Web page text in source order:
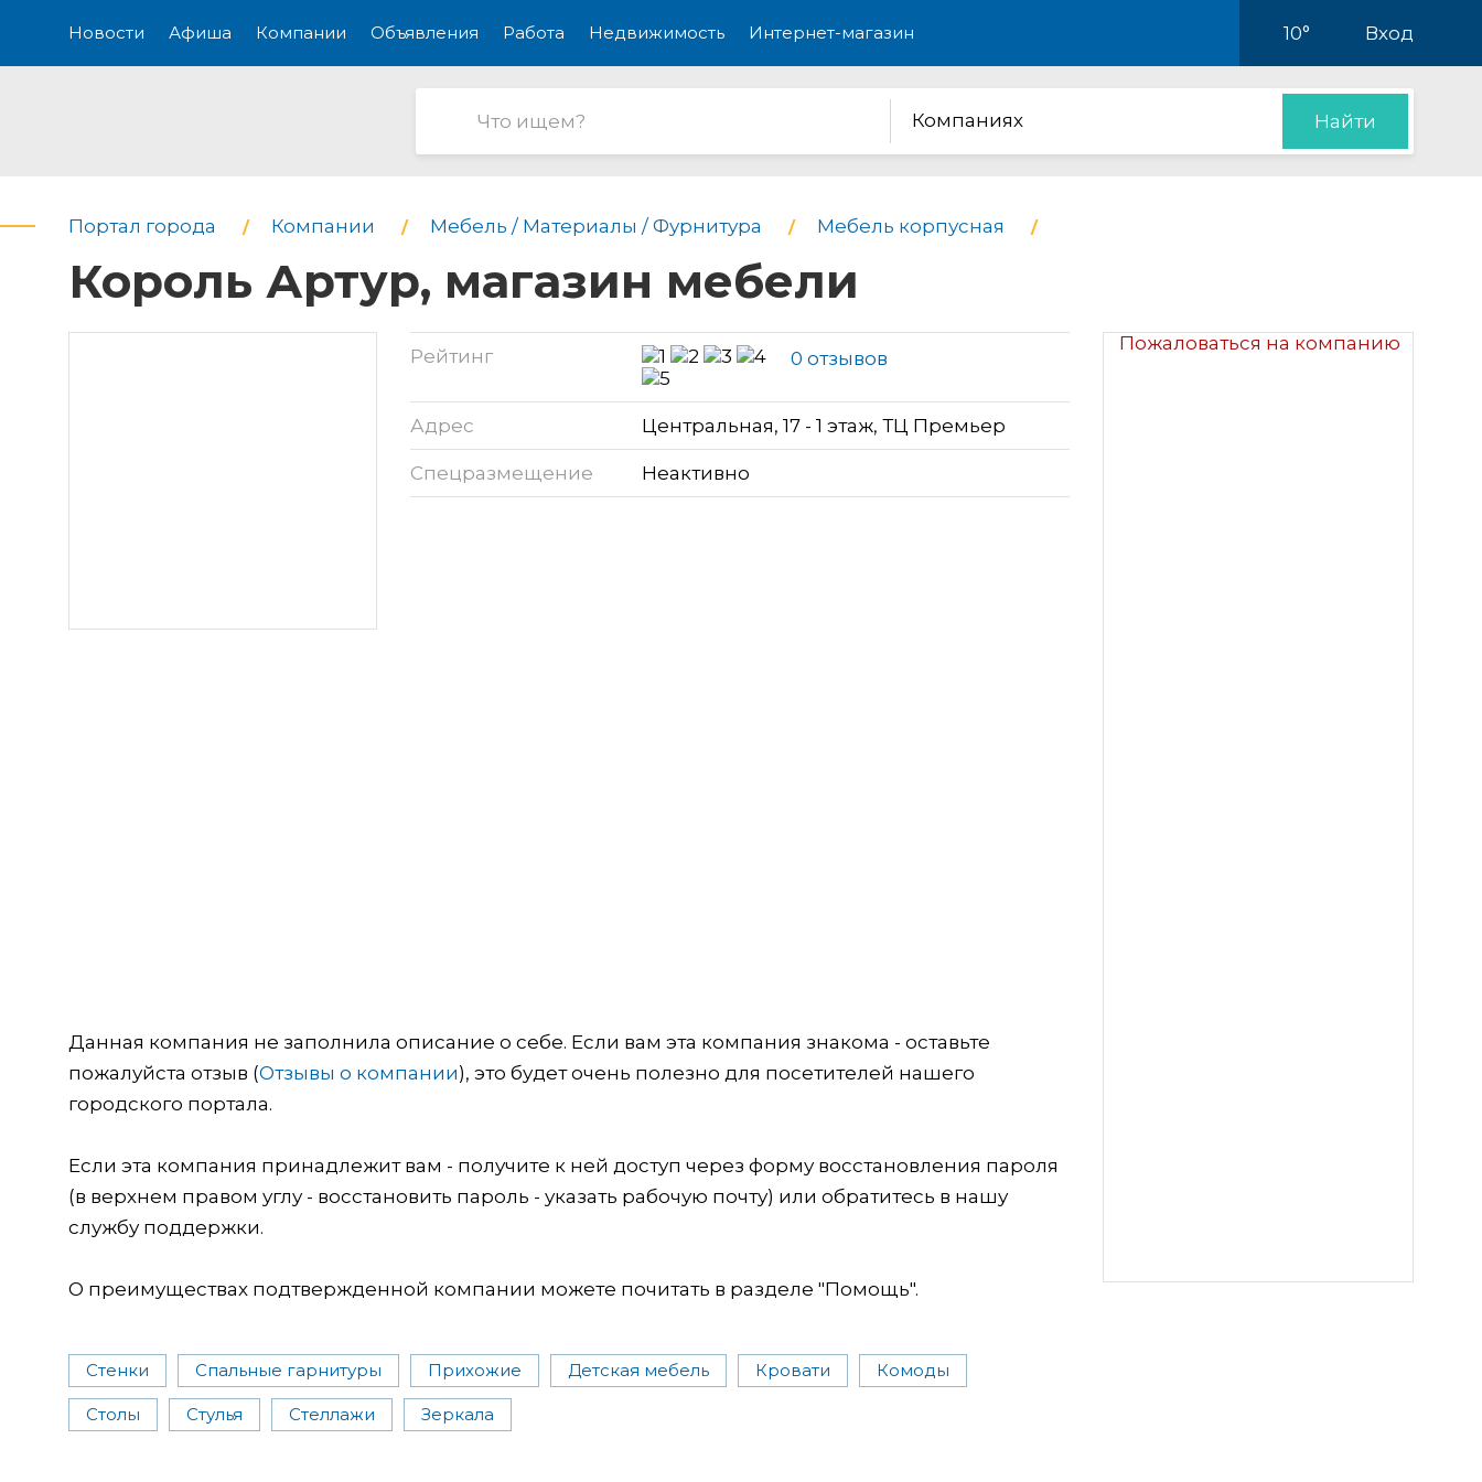
Новости Афиша Компании Объявления Работа Недвижимость Интернет-магазин 10° Вход
Компаниях Найти
Портал города Компании Мебель / Материалы / Фурнитура Мебель корпусная
Король Артур, магазин мебели
Пожаловаться на компанию
Рейтинг 0 отзывов
Адрес Центральная, 17 - 1 этаж, ТЦ Премьер
Спецразмещение Неактивно
Данная компания не заполнила описание о себе. Если вам эта компания знакома - оставьте
пожалуйста отзыв (Отзывы о компании), это будет очень полезно для посетителей нашего
городского портала.
Если эта компания принадлежит вам - получите к ней доступ через форму восстановления пароля
(в верхнем правом углу - восстановить пароль - указать рабочую почту) или обратитесь в нашу
службу поддержки.
О преимуществах подтвержденной компании можете почитать в разделе "Помощь".
Стенки Спальные гарнитуры Прихожие Детская мебель Кровати Комоды
Столы Стулья Стеллажи Зеркала